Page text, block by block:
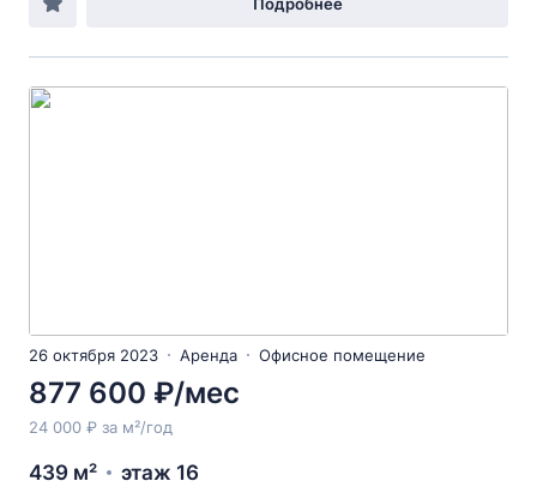
26 октября 2023 Аренда Офисное помещение
877 600 ₽/мес
24 000 ₽ за м²/год
439 м² этаж 16